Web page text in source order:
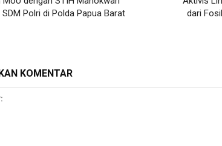
Polri di Polda Papua Barat
dari
KOMENTAR